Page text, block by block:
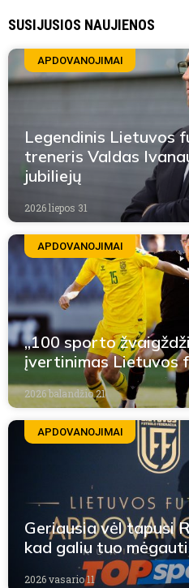
SUSIJUSIOS NAUJIENOS
APDOVANOJIMAI
Legendinis Lietuvos
treneris Valdas
jubiliejų
2026 liepos 31
APDOVANOJIMAI
„100 sporto
įvertinimas Lietuvos
2026 balandžio 21
APDOVANOJIMAI
Geriausia vėl tapusi
kad galiu tuo
2026 vasario 11